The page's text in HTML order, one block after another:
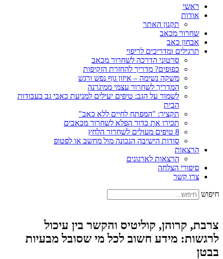
ראשי
אודות
תקנון האתר
שחרור מכאב
אבחון כאב
תרגילים ומדריכים לריפוי
סרטוני הדרכה לשחרור מכאב
כפופים? מדריך להחזרת הזקיפות
משקה נשימה – איזון גוף נפש ורגש
המדריך לשחרור עצמי ממיגרנה
לשמור על הגב: טיפים יעילים למניעת כאבי גב בעבודות
הבית
תקציר: "המפתח לחיים ללא כאב"
תכירו את כדור הפלא לשחרור מכאבים
8 טיפים מעולים לשחרור הלחץ
סודות הישיבה הנכונה מול מחשב או לפטופ
הרצאות
הרצאות לארגונים
סיפורי הצלחה
צרו קשר
חיפוש
צרבת, קרוהן, קוליטיס והקשר בין עיכול
לרגשות: מידע חשוב לכל מי שסובל מבעיות
בבטן